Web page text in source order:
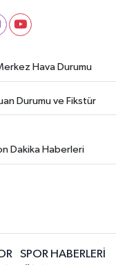
Hava Durumu
Durumu ve Fikstür
Dakika Haberleri
SPOR HABERLERİ